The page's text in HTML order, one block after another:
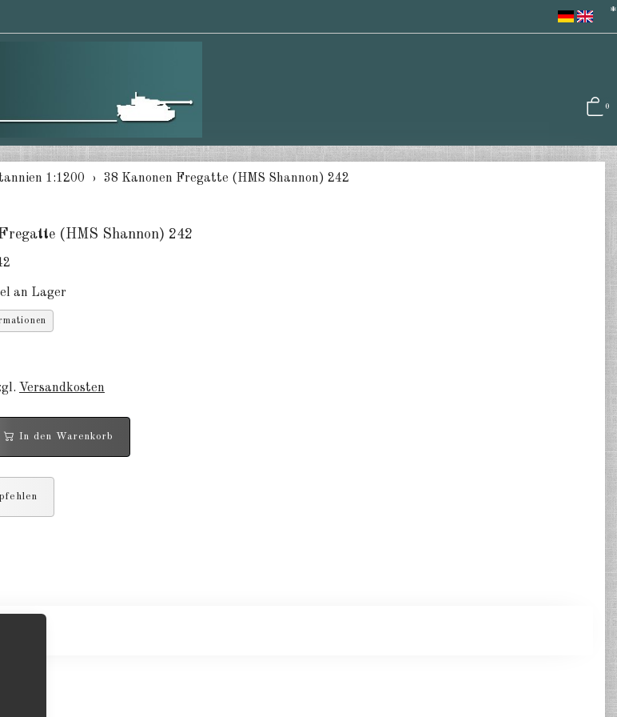
*
0
1:1200 38 Kanonen Fregatte (HMS Shannon) 242
(HMS Shannon) 242
an Lager
Versandkosten
In den Warenkorb